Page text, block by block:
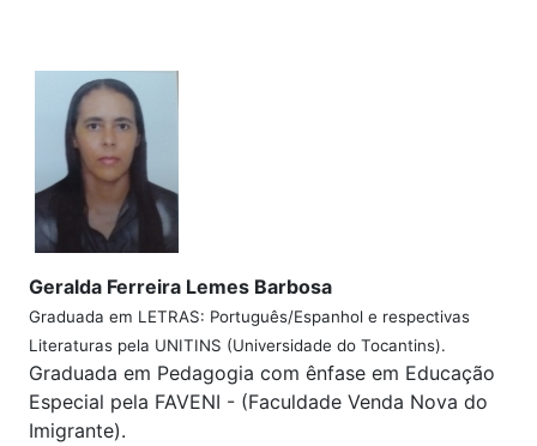
Geralda Ferreira Lemes Barbosa
Graduada em LETRAS: Português/Espanhol e respectivas
Literaturas pela UNITINS (Universidade do Tocantins).
Graduada em Pedagogia com ênfase em Educação
Especial pela FAVENI - (Faculdade Venda Nova do
Imigrante).